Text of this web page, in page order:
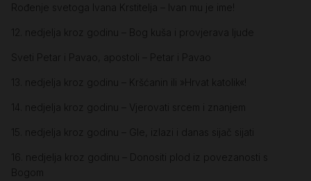
Rođenje svetoga Ivana Krstitelja – Ivan mu je ime!
12. nedjelja kroz godinu – Bog kuša i provjerava ljude
Sveti Petar i Pavao, apostoli – Petar i Pavao
13. nedjelja kroz godinu – Kršćanin ili »Hrvat katolik«!
14. nedjelja kroz godinu – Vjerovati srcem i znanjem
15. nedjelja kroz godinu – Gle, izlazi i danas sijač sijati
16. nedjelja kroz godinu – Donositi plod iz povezanosti s
Bogom